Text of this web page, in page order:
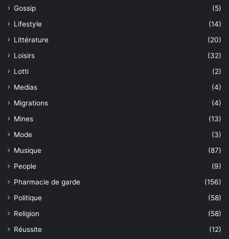
Gossip
(5)
Lifestyle
(14)
Littérature
(20)
Loisirs
(32)
Lotti
(2)
Medias
(4)
Migrations
(4)
Mines
(13)
Mode
(3)
Musique
(87)
People
(9)
Pharmacie de garde
(156)
Politique
(58)
Religion
(58)
Réussite
(12)